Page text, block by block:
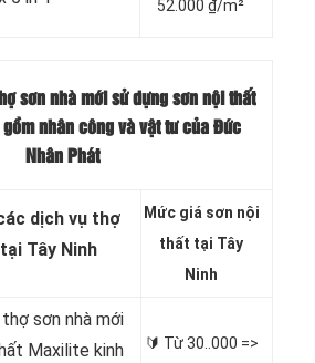
52.000 ₫/m²
sơn nhà mới sử dựng sơn nội thất
nhân công và vật tư của Đức
Nhân Phát
dịch vụ thợ
Tây Ninh
Mức giá sơn nội
thất tại Tây
Ninh
sơn nhà mới
Maxilite kinh
🔰 Từ30..000 =>